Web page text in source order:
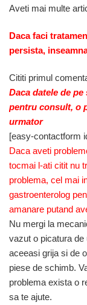
Aveti mai multe
Daca faci
persista,
Cititi primul
Daca datele de
pentru consult, o
urmator
[easy-contactform
Daca aveti
tocmai l-ati citit nu
problema, cel mai
gastroenterolog
amanare putand
Nu mergi la
vazut o picatura
aceeasi grija si de
piese de schimb.
problema exista o
sa te ajute.